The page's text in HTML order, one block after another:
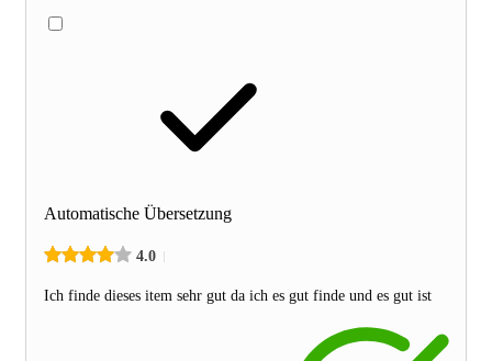
Automatische Übersetzung
4.0
Ich finde dieses item sehr gut da ich es gut finde und es gut ist